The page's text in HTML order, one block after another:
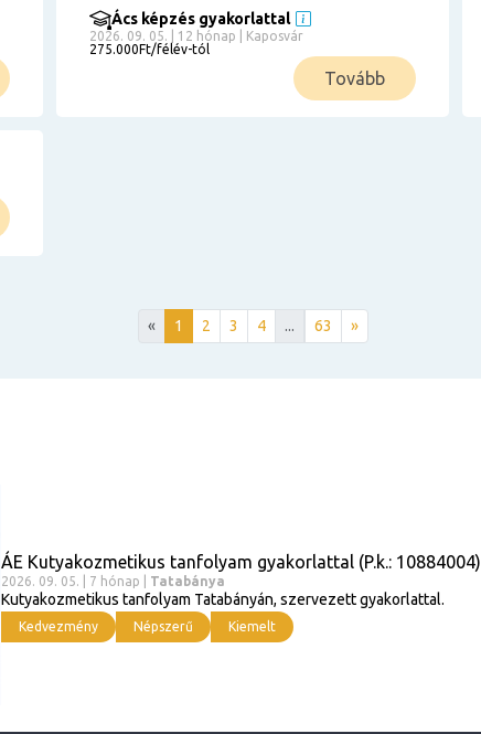
Ács képzés gyakorlattal
2026. 09. 05. | 12 hónap | Kaposvár
275.000Ft/félév-tól
Tovább
« 1 2 3 4 ... 63 »
ÁE Kutyakozmetikus tanfolyam gyakorlattal (P.k.: 10884004)
2026. 09. 05. | 7 hónap | Tatabánya
Kutyakozmetikus tanfolyam Tatabányán, szervezett gyakorlattal.
Kedvezmény Népszerű Kiemelt